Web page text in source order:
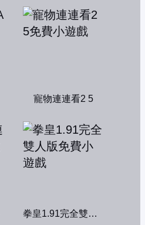
寵物連連看2 5
拳皇1.91完全雙人版